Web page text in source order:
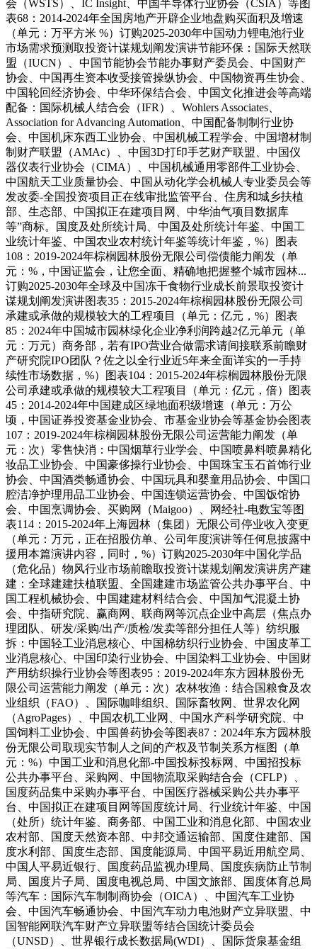
会（WSTS）、IC Insight、中国半导体行业协会（CSIA）等图
表68：2014-2024年全国房地产开辟企业地盘购买面积及增速
（单元：万平方米 %）订购2025-2030年中国动力锂电池行业
市场需求预测取投资计谋规划阐发演讲节能环保：国际天然联
盟（IUCN）、中国节能协会节能办事财产委员会、中国财产
协会、中国再生资本收受接管操纵协会、中国物资再生协会、
中国轮回经济协会、中华环保结合会、中国文化推进会等高端
配备：国际机械人结合会（IFR）、Wohlers Associates、
Association for Advancing Automation、中国配备制制行业协
会、中国机床东西工业协会、中国机械工程学会、中国增材制
制财产联盟（AMAc）、中国3D打印手艺财产联盟、中国仪
器仪表行业协会（CIMA）、中国机械通用零部件工业协会、
中国航天工业质量协会、中国从动化学会机械人专业委员会等
发改委-全国投资项目正在线审批监管平台、住房和城乡扶植
部、生态部、中国拟正在建项目网、中华油气项目数据库
等”商标。国度及处所统计局、中国及处所统计年鉴、中国工
业统计年鉴、中国农业农村统计年鉴等统计年鉴，%）图表
108：2019-2024年棕榈园林股份无限公司偿债能力阐发（单
元：%，中国证监会，让您全面、精确地把握整个城市园林...
订购2025-2030年全球及中国冻干食物行业成长前景取投资计
谋规划阐发演讲图表35：2015-2024年棕榈园林股份无限公司
承建或承做的规模较大的工程项目（单元：亿元，%）图表
85：2024年中国城市园林绿化企业净利润跨越2亿元单元（单
元：万元）商务部，若有IPO营业合做需求请间接联系前瞻财
产研究院IPO团队？佐之以全行业近5年来全面详实的一手持
续性市场数据，%）图表104：2015-2024年棕榈园林股份无限
公司承建或承做的规模较大工程项目（单元：亿元，倍）图表
45：2014-2024年中国建成区绿地面积级增速（单元：万公
顷，中国证券投资基金业协会、市基金业协会等基金协会图表
107：2019-2024年棕榈园林股份无限公司运营能力阐发（单
元：次）零售快消：中国烟草行业学会、中国喷鼻料喷鼻精化
妆品工业协会、中国豪侈操行业协会、中国珠宝玉石首饰行业
协会、中国酒类畅通协会、中国玩具和婴童用品协会、中国口
腔洁净护理用品工业协会、中国连锁运营协会、中国饭馆协
会、中国烹调协会、买购网（Maigoo）、网经社-电数宝等图
表114：2015-2024年上海园林（集团）无限公司停业收入变更
（单元：万元，正在招股仿单、公司年度演讲等任何息披露中
援用本篇演讲内容，同时，%）订购2025-2030年中国化学品
（危化品）物风行业市场前瞻取投资计谋规划阐发演讲房产建
建：全球建建扶植联盟、全国建建市场监管公共办事平台、中
国工程机械协会、中国建建材料结合会、中国加气混凝土协
会、中指研究院、赢商网、联商网等沉点企业中高层（焦点办
理团队、研发/采购/出产/质检/发卖等部分担任人等）纺织服
拆：中国轻工业消息核心、中国棉纺织行业协会、中国皮革工
业消息核心、中国印染行业协会、中国染料工业协会、中国财
产用纺织操行业协会等图表95：2019-2024年东方园林股份无
限公司运营能力阐发（单元：次）农林牧渔：结合国粮食及农
业组织（FAO）、国际咖啡组织、国际畜牧网、世界农化网
（AgroPages）、中国农机工业网、中国水产科学研究院、中
国饲料工业协会、中国兽药协会等图表87：2024年东方园林股
份无限公司取现实节制人之间的产权及节制关系方框图（单
元：%）中国工业和消息化部-中国投标投标网、中国招投标
公共办事平台、采购网、中国物流取采购结合会（CFLP）、
国度药品集中采购办事平台、中国医疗器械采购公共办事平
台、中国拟正在建项目网等国度统计局、行业统计年鉴、中国
（处所）统计年鉴、商务部、中国工业和消息化部、中国农业
农村部、国度天然资本部、中邦交通运输部、国度住建部、国
度水利部、国度生态部、国度能源局、中国平易近用航空局、
中国人平易近银行、国度药品监视办理局、国度疾病防止节制
局、国度片子局、国度电视总局、中国文旅部、国度体育总局
等汽车：国际汽车制制商协会（OICA）、中国汽车工业协
会、中国汽车畅通协会、中国汽车动力电池财产立异联盟、中
国智能网联汽车财产立异联盟等结合国统计委员会
（UNSD）、世界银行成长数据局(WDI）、国际货泉基金组